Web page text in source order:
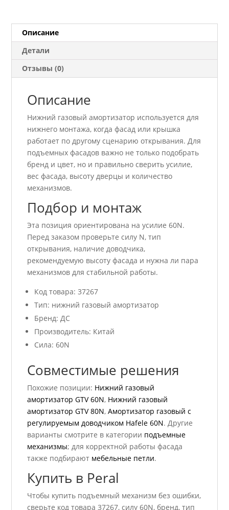
Описание
Детали
Отзывы (0)
Описание
Нижний газовый амортизатор используется для
нижнего монтажа, когда фасад или крышка
работает по другому сценарию открывания. Для
подъемных фасадов важно не только подобрать
бренд и цвет, но и правильно сверить усилие,
вес фасада, высоту дверцы и количество
механизмов.
Подбор и монтаж
Эта позиция ориентирована на усилие 60N.
Перед заказом проверьте силу N, тип
открывания, наличие доводчика,
рекомендуемую высоту фасада и нужна ли пара
механизмов для стабильной работы.
Код товара: 37267
Тип: нижний газовый амортизатор
Бренд: ДС
Производитель: Китай
Сила: 60N
Совместимые решения
Похожие позиции: Нижний газовый
амортизатор GTV 60N, Нижний газовый
амортизатор GTV 80N,Амортизатор газовый с
регулируемым доводчиком Hafele 60N. Другие
варианты смотрите в категории подъемные
механизмы; для корректной работы фасада
также подбирают мебельные петли.
Купить в Peral
Чтобы купить подъемный механизм без ошибки,
сверьте код товара 37267, силу 60N, бренд, тип